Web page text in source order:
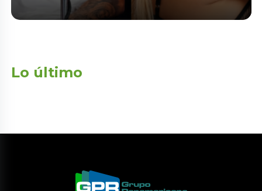
Lo último